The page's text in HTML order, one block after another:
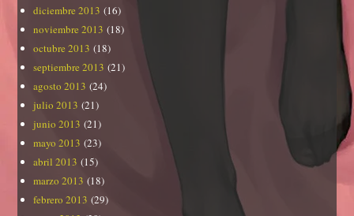
diciembre 2013 (16)
noviembre 2013 (18)
octubre 2013 (18)
septiembre 2013 (21)
agosto 2013 (24)
julio 2013 (21)
junio 2013 (21)
mayo 2013 (23)
abril 2013 (15)
marzo 2013 (18)
febrero 2013 (29)